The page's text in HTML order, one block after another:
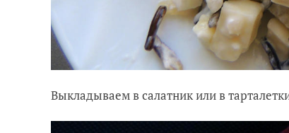
Выкладываем в салатник или в